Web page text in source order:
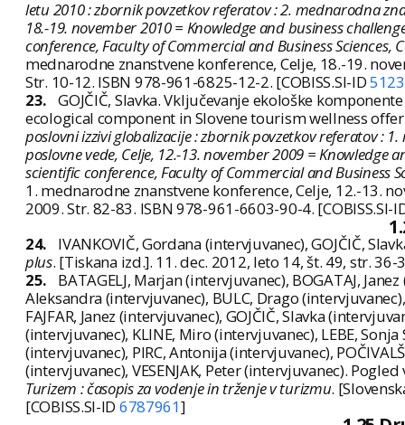
letu 2010 : zbornik povzetkov referatov : 2. mednarodna
18.-19. november 2010 = Knowledge and business
conference, Faculty of Commercial and Business Sciences,
mednarodne znanstvene konference, Celje, 18.-19.
Str. 10-12. ISBN 978-961-6825-12-2. [COBISS.SI-ID
23. GOJČIČ, Slavka. Vključevanje ekološke
ecological component in Slovene tourism wellness
poslovni izzivi globalizacije : zbornik povzetkov referatov :
poslovne vede, Celje, 12.-13. november 2009 =
scientific conference, Faculty of Commercial and Business
1. mednarodne znanstvene konference, Celje, 12.-13.
2009. Str. 82-83. ISBN 978-961-6603-90-4. [COBISS.SI-
24.
IVANKOVIČ, Gordana (intervjuvanec), GOJČIČ,
plus. [Tiskana izd.]. 11. dec. 2012, leto 14, št. 49, str.
25.
BATAGELJ, Marjan (intervjuvanec), BOGATAJ,
Aleksandra (intervjuvanec), BULC, Drago
FAJFAR, Janez (intervjuvanec), GOJČIČ, Slavka
(intervjuvanec), KLINE, Miro (intervjuvanec), LEBE,
(intervjuvanec), PIRC, Antonija (intervjuvanec),
(intervjuvanec), VESENJAK, Peter (intervjuvanec).
Turizem : časopis za vodenje in trženje v turizmu.
[COBISS.SI-ID 6787961]